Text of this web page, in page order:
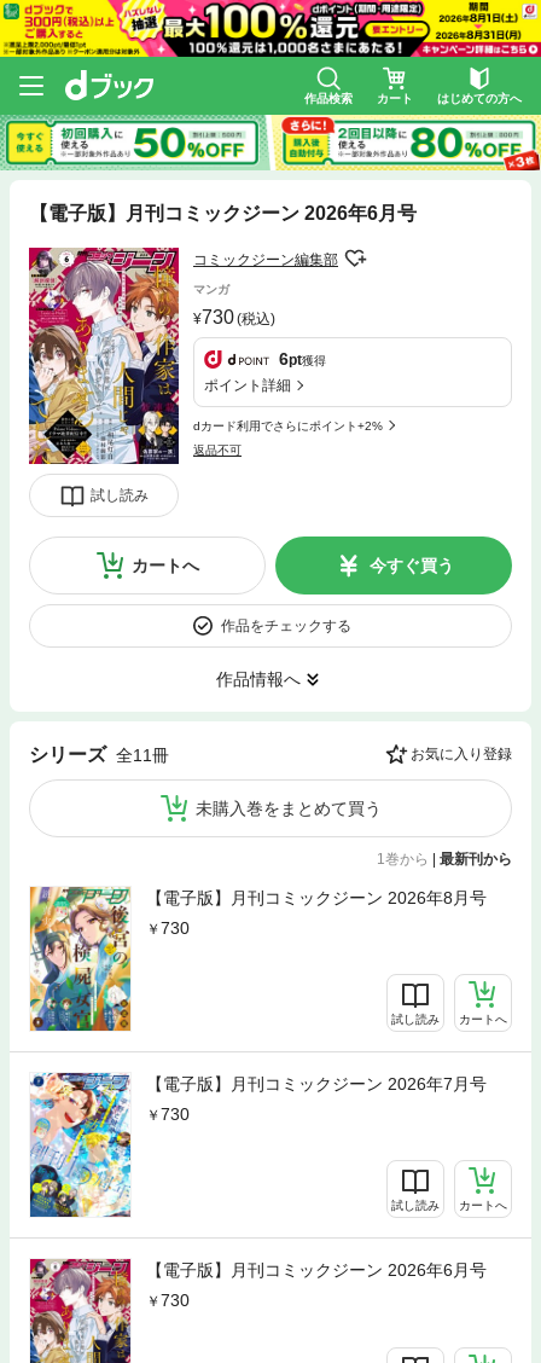
作品検索 カート はじめての方へ
【電子版】月刊コミックジーン 2026年6月号
試し読み
コミックジーン編集部
マンガ
730(税込)
6pt獲得
ポイント詳細
dカード利用でさらにポイント+2%
返品不可
カートへ 今すぐ買う
作品をチェックする
作品情報へ
シリーズ 全11冊 お気に入り登録
未購入巻をまとめて買う
1巻から | 最新刊から
【電子版】月刊コミックジーン 2026年8月号
730
試し読み カートへ
【電子版】月刊コミックジーン 2026年7月号
730
試し読み カートへ
【電子版】月刊コミックジーン 2026年6月号
730